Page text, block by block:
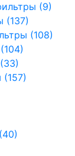
(9)
(137)
(108)